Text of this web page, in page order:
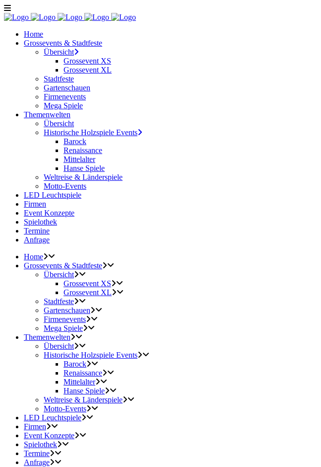
Home
Grossevents & Stadtfeste
Übersicht
Grossevent XS
Grossevent XL
Stadtfeste
Gartenschauen
Firmenevents
Mega Spiele
Themenwelten
Übersicht
Historische Holzspiele Events
Barock
Renaissance
Mittelalter
Hanse Spiele
Weltreise & Länderspiele
Motto-Events
LED Leuchtspiele
Firmen
Event Konzepte
Spielothek
Termine
Anfrage
Home
Grossevents & Stadtfeste
Übersicht
Grossevent XS
Grossevent XL
Stadtfeste
Gartenschauen
Firmenevents
Mega Spiele
Themenwelten
Übersicht
Historische Holzspiele Events
Barock
Renaissance
Mittelalter
Hanse Spiele
Weltreise & Länderspiele
Motto-Events
LED Leuchtspiele
Firmen
Event Konzepte
Spielothek
Termine
Anfrage